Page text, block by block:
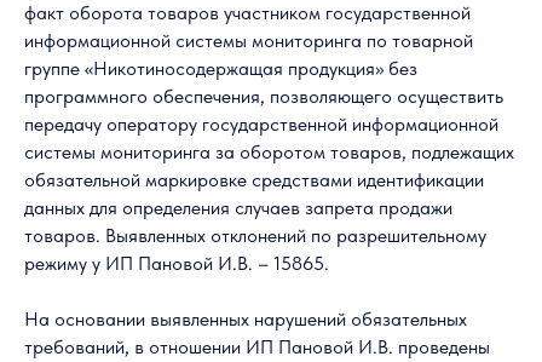
факт оборота товаров участником государственной
информационной системы мониторинга по товарной
группе «Никотиносодержащая продукция» без
программного обеспечения, позволяющего осуществить
передачу оператору государственной информационной
системы мониторинга за оборотом товаров, подлежащих
обязательной маркировке средствами идентификации
данных для определения случаев запрета продажи
товаров. Выявленных отклонений по разрешительному
режиму у ИП Пановой И.В. – 15865.
На основании выявленных нарушений обязательных
требований, в отношении ИП Пановой И.В. проведены